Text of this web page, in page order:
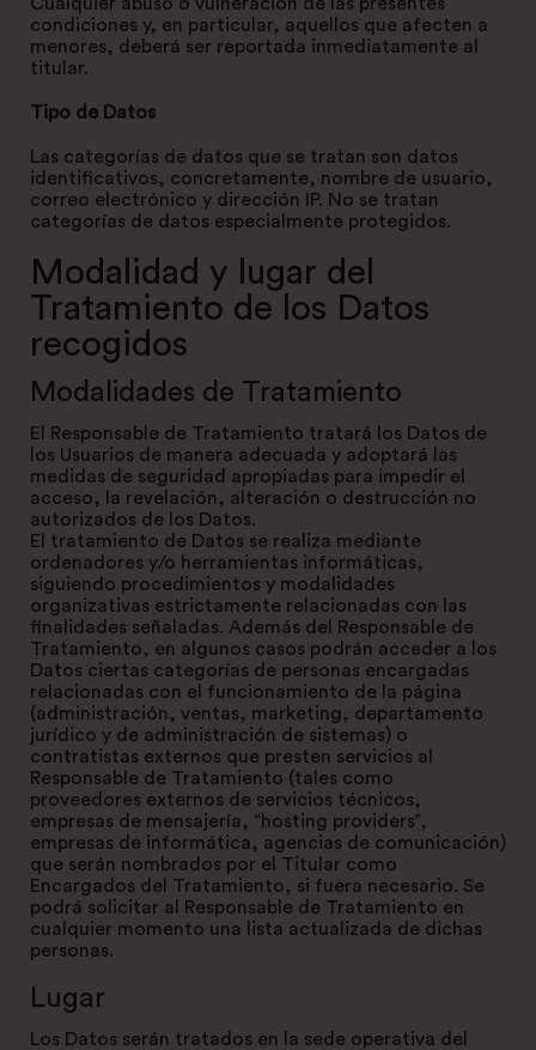
condiciones y, en particular, aquellos que afecten a
menores, deberá ser reportada inmediatamente al
titular.
Tipo de Datos
Las categorías de datos que se tratan son datos
identificativos, concretamente, nombre de usuario,
correo electrónico y dirección IP. No se tratan
categorías de datos especialmente protegidos.
Modalidad y lugar del
Tratamiento de los Datos
recogidos
Modalidades de Tratamiento
El Responsable de Tratamiento tratará los Datos de
los Usuarios de manera adecuada y adoptará las
medidas de seguridad apropiadas para impedir el
acceso, la revelación, alteración o destrucción no
autorizados de los Datos.
El tratamiento de Datos se realiza mediante
ordenadores y/o herramientas informáticas,
siguiendo procedimientos y modalidades
organizativas estrictamente relacionadas con las
finalidades señaladas. Además del Responsable de
Tratamiento, en algunos casos podrán acceder a los
Datos ciertas categorías de personas encargadas
relacionadas con el funcionamiento de la página
(administración, ventas, marketing, departamento
jurídico y de administración de sistemas) o
contratistas externos que presten servicios al
Responsable de Tratamiento (tales como
proveedores externos de servicios técnicos,
empresas de mensajería, “hosting providers”,
empresas de informática, agencias de comunicación)
que serán nombrados por el Titular como
Encargados del Tratamiento, si fuera necesario. Se
podrá solicitar al Responsable de Tratamiento en
cualquier momento una lista actualizada de dichas
personas.
Lugar
Los Datos serán tratados en la sede operativa del